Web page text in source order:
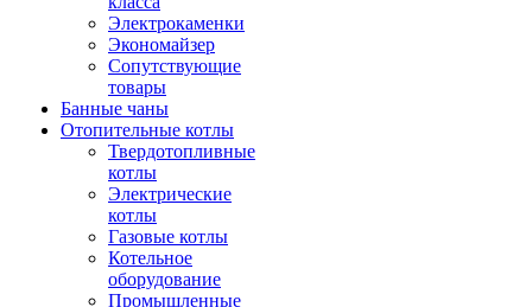
Электрокаменки
Экономайзер
Сопутствующие
товары
Банные чаны
Отопительные котлы
Твердотопливные
котлы
Электрические
котлы
Газовые котлы
Котельное
оборудование
Промышленные